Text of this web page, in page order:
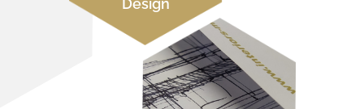
Design